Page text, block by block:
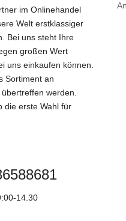
im Onlinehandel
Welt erstklassiger
Bei uns steht Ihre
großen Wert
uns einkaufen können.
Sortiment an
werden.
die erste Wahl für
14.30